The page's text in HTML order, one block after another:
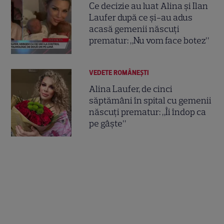
Ce decizie au luat Alina și Ilan
Laufer după ce și-au adus
acasă gemenii născuți
prematur: „Nu vom face botez”
VEDETE ROMÂNEŞTI
Alina Laufer, de cinci
săptămâni în spital cu gemenii
născuți prematur: „Îi îndop ca
pe gâște”